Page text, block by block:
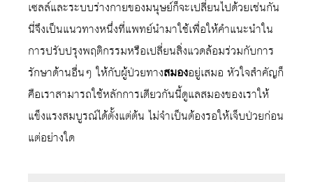
เซลล์และระบบร่างกายของมนุษย์ก็จะเปลี่ยนไปด้วยเช่นกัน
นี่จึงเป็นแนวทางหนึ่งที่แพทย์นำมาใช้เพื่อให้คำแนะนำใน
การปรับปรุงพฤติกรรมหรือเปลี่ยนสิ่งแวดล้อมร่วมกับการ
รักษาด้านอื่นๆ ให้กับผู้ป่วยทางสมองอยู่เสมอ หัวใจสำคัญก็
คือเราสามารถใช้หลักการเดียวกันนี้ดูแลสมองของเราให้
แข็งแรงสมบูรณ์ได้ตั้งแต่ต้น ไม่จำเป็นต้องรอให้เจ็บป่วยก่อน
แต่อย่างใด